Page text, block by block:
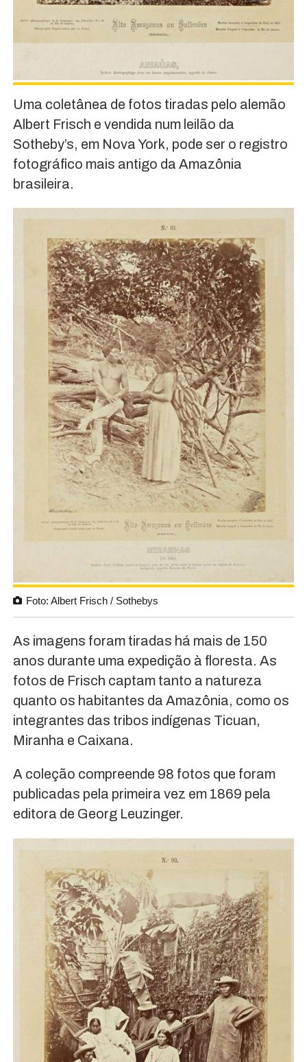
Uma coletânea de fotos tiradas pelo alemão
Albert Frisch e vendida num leilão da
Sotheby’s, em Nova York, pode ser o registro
fotográfico mais antigo da Amazônia
brasileira.
Foto: Albert Frisch / Sothebys
As imagens foram tiradas há mais de 150
anos durante uma expedição à floresta. As
fotos de Frisch captam tanto a natureza
quanto os habitantes da Amazônia, como os
integrantes das tribos indígenas Ticuan,
Miranha e Caixana.
A coleção compreende 98 fotos que foram
publicadas pela primeira vez em 1869 pela
editora de Georg Leuzinger.